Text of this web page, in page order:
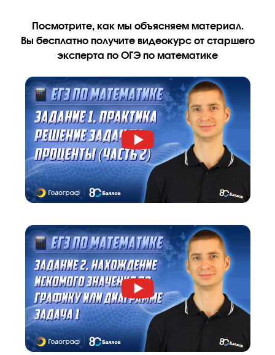
Мини-группадо 8 человек!
Ученик занимается в небольшой группе, изначально
более сильную группу.
Посмотрите, как мы объясняем материал.
Вы бесплатно получите видеокурс от
эксперта по ОГЭ по математике